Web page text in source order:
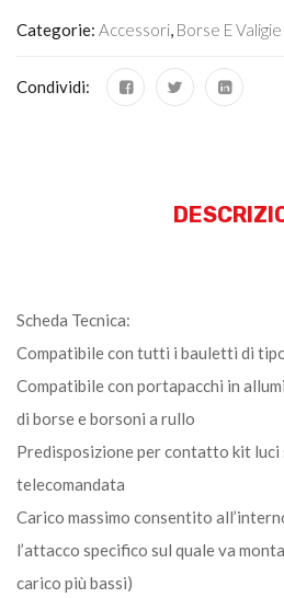
Categorie: Accessori, Borse E Valigie
Condividi:
Scheda Tecnica:
Compatibile con tutti i bauletti di
Compatibile con portapacchi in
di borse e borsoni a rullo
Predisposizione per contatto kit
telecomandata
Carico massimo consentito
l’attacco specifico sul quale va
carico più bassi)